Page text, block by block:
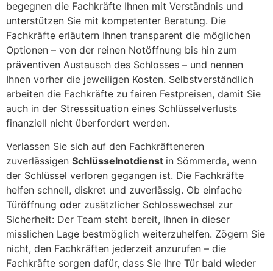
begegnen die Fachkräfte Ihnen mit Verständnis und
unterstützen Sie mit kompetenter Beratung. Die
Fachkräfte erläutern Ihnen transparent die möglichen
Optionen – von der reinen Notöffnung bis hin zum
präventiven Austausch des Schlosses – und nennen
Ihnen vorher die jeweiligen Kosten. Selbstverständlich
arbeiten die Fachkräfte zu fairen Festpreisen, damit Sie
auch in der Stresssituation eines Schlüsselverlusts
finanziell nicht überfordert werden.
Verlassen Sie sich auf den Fachkräfteneren
zuverlässigen Schlüsselnotdienst in Sömmerda, wenn
der Schlüssel verloren gegangen ist. Die Fachkräfte
helfen schnell, diskret und zuverlässig. Ob einfache
Türöffnung oder zusätzlicher Schlosswechsel zur
Sicherheit: Der Team steht bereit, Ihnen in dieser
misslichen Lage bestmöglich weiterzuhelfen. Zögern Sie
nicht, den Fachkräften jederzeit anzurufen – die
Fachkräfte sorgen dafür, dass Sie Ihre Tür bald wieder